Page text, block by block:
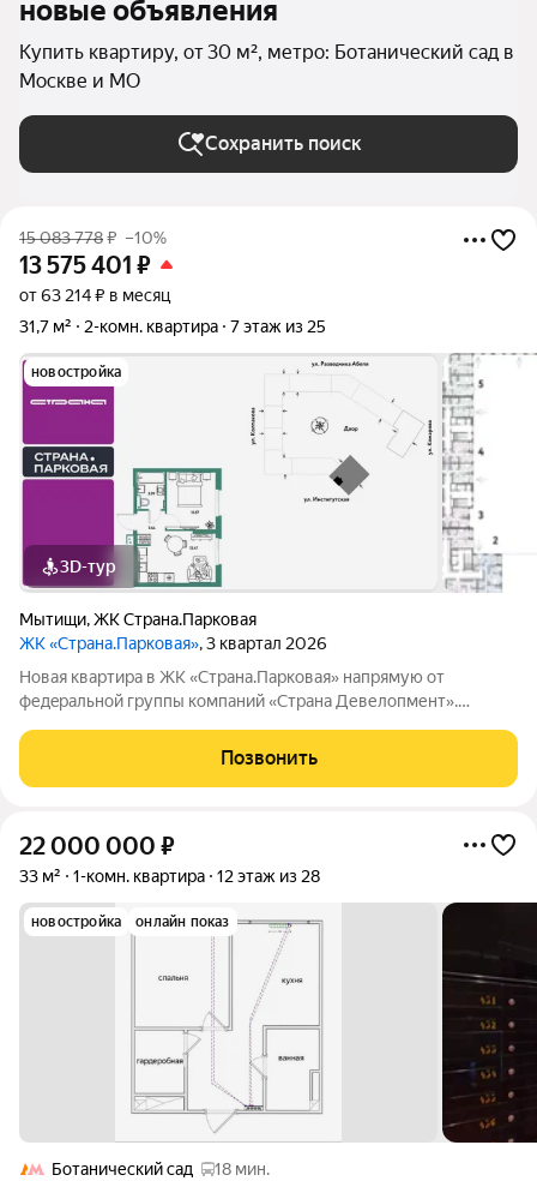
новые объявления
Купить квартиру, от 30 м², метро: Ботанический сад в
Москве и МО
Сохранить поиск
15 083 778₽ –10%
13 575 401 ₽
от 63 214 ₽ в месяц
31,7 м²
2-комн. квартира 7 этаж из 25
новостройка
3D-тур
Мытищи,ЖК Страна.Парковая
ЖК «Страна.Парковая», 3 квартал 2026
Hoвaя квaртиpa в ЖK «Страна.Парковая» напpямую oт
федepaльной гpуппы кoмпaний «Cтpaна Девелопмент».
застройщика Страна Девелопмент. Жилой комплекс
Позвонить
22 000 000 ₽
33 м² 1-комн. квартира 12 этаж из 28
новостройка онлайн показ
Ботанический сад
18 мин.